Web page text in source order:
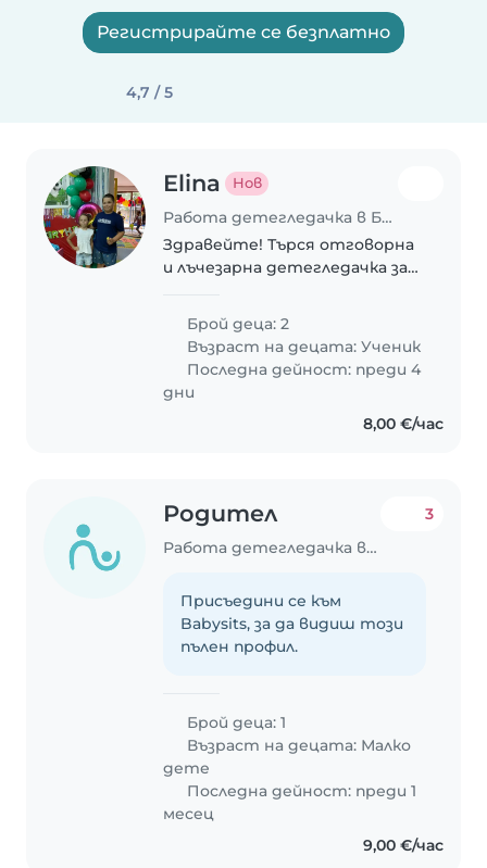
Регистрирайте се безплатно
4,7 / 5
Elina Нов
Работа детегледачка в Бургас
Здравейте! Търся отговорна
и лъчезарна детегледачка за
8 г. и момче на почти 10 г.
Децата са изключително
спокойни, добри и разбрани.
Нямат специални нужди..
Брой деца: 2
Възраст на децата:Ученик
Последна дейност: преди 4
дни
8,00 €/час
Родител
Работа детегледачка в Бургас
3
Присъедини се към
Babysits, за да видиш този
пълен профил.
Брой деца: 1
Възраст на децата: Малко
дете
Последна дейност: преди 1
месец
9,00 €/час